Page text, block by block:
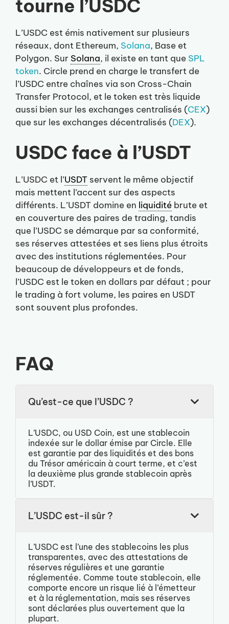
tourne l’USDC
L’USDC est émis nativement sur plusieurs
réseaux, dont Ethereum, Solana, Base et
Polygon. Sur Solana, il existe en tant que SPL
token. Circle prend en charge le transfert de
l’USDC entre chaînes via son Cross-Chain
Transfer Protocol, et le token est très liquide
aussi bien sur les exchanges centralisés (CEX)
que sur les exchanges décentralisés (DEX).
USDC face à l’USDT
L’USDC et l’USDT servent le même objectif
mais mettent l’accent sur des aspects
différents. L’USDT domine en liquidité brute et
en couverture des paires de trading, tandis
que l’USDC se démarque par sa conformité,
ses réserves attestées et ses liens plus étroits
avec des institutions réglementées. Pour
beaucoup de développeurs et de fonds,
l’USDC est le token en dollars par défaut ; pour
le trading à fort volume, les paires en USDT
sont souvent plus profondes.
FAQ
Qu’est-ce que l’USDC ?
L’USDC, ou USD Coin, est une stablecoin
indexée sur le dollar émise par Circle. Elle
est garantie par des liquidités et des bons
du Trésor américain à court terme, et c’est
la deuxième plus grande stablecoin après
l’USDT.
L’USDC est-il sûr ?
L’USDC est l’une des stablecoins les plus
transparentes, avec des attestations de
réserves régulières et une garantie
réglementée. Comme toute stablecoin, elle
comporte encore un risque lié à l’émetteur
et à la réglementation, mais ses réserves
sont déclarées plus ouvertement que la
plupart.